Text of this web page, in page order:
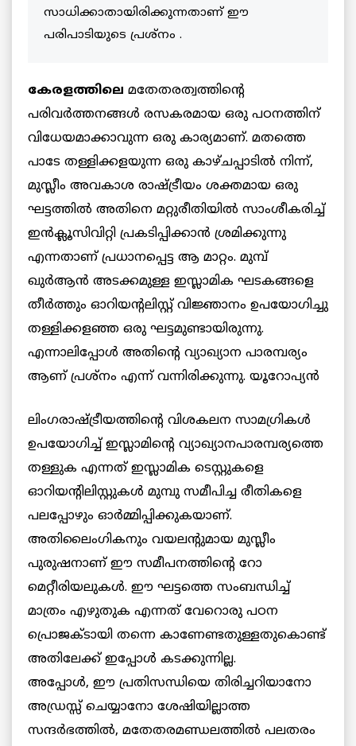
സാധിക്കാതായിരിക്കുന്നതാണ് ഈ
പരിപാടിയുടെ പ്രശ്‌നം .
കേരളത്തിലെ മതേതരത്വത്തിന്റെ
പരിവര്‍ത്തനങ്ങള്‍ രസകരമായ ഒരു പഠനത്തിന്
വിധേയമാക്കാവുന്ന ഒരു കാര്യമാണ്. മതത്തെ
പാടേ തള്ളിക്കളയുന്ന ഒരു കാഴ്ചപ്പാടില്‍ നിന്ന്,
മുസ്ലീം അവകാശ രാഷ്ട്രീയം ശക്തമായ ഒരു
ഘട്ടത്തില്‍ അതിനെ മറ്റുരീതിയില്‍ സാംശീകരിച്ച്
ഇന്‍ക്ലൂസിവിറ്റി പ്രകടിപ്പിക്കാന്‍ ശ്രമിക്കുന്നു
എന്നതാണ് പ്രധാനപ്പെട്ട ആ മാറ്റം. മുമ്പ്
ഖുര്‍ആന്‍ അടക്കമുള്ള ഇസ്ലാമിക ഘടകങ്ങളെ
തീര്‍ത്തും ഓറിയന്റലിസ്റ്റ് വിജ്ഞാനം ഉപയോഗിച്ചു
തള്ളിക്കളഞ്ഞ ഒരു ഘട്ടമുണ്ടായിരുന്നു.
എന്നാലിപ്പോള്‍ അതിന്റെ വ്യാഖ്യാന പാരമ്പര്യം
ആണ് പ്രശ്‌നം എന്ന് വന്നിരിക്കുന്നു. യൂറോപ്യന്‍
ലിംഗരാഷ്ട്രീയത്തിന്റെ വിശകലന സാമഗ്രികള്‍
ഉപയോഗിച്ച് ഇസ്ലാമിന്റെ വ്യാഖ്യാനപാരമ്പര്യത്തെ
തള്ളുക എന്നത് ഇസ്ലാമിക ടെസ്റ്റുകളെ
ഓറിയന്റിലിസ്റ്റുകള്‍ മുമ്പു സമീപിച്ച രീതികളെ
പലപ്പോഴും ഓര്‍മ്മിപ്പിക്കുകയാണ്.
അതിലൈംഗികനും വയലന്റുമായ മുസ്ലീം
പുരുഷനാണ് ഈ സമീപനത്തിന്റെ റോ
മെറ്റീരിയലുകള്‍. ഈ ഘട്ടത്തെ സംബന്ധിച്ച്
മാത്രം എഴുതുക എന്നത് വേറൊരു പഠന
പ്രൊജക്ടായി തന്നെ കാണേണ്ടതുള്ളതുകൊണ്ട്
അതിലേക്ക് ഇപ്പോള്‍ കടക്കുന്നില്ല.
അപ്പോള്‍, ഈ പ്രതിസന്ധിയെ തിരിച്ചറിയാനോ
അഡ്രസ്സ് ചെയ്യാനോ ശേഷിയില്ലാത്ത
സന്ദര്‍ഭത്തില്‍, മതേതരമണ്ഡലത്തില്‍ പലതരം